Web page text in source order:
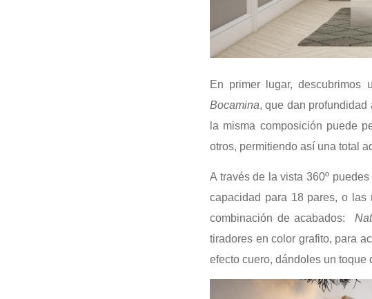
En primer lugar, descubrimos
Bocamina, que dan
la misma composición puede
otros, permitiendo así una total
A través de la vista 360º
capacidad para 18 pares, o las
combinación de acabados:
tiradores en color grafito, para
efecto cuero, dándoles un toque